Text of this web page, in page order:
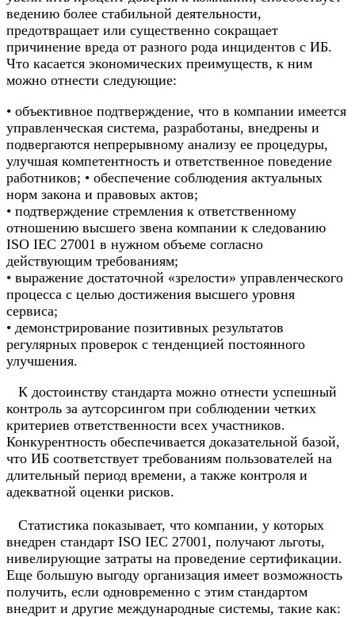
ведению более стабильной деятельности,
предотвращает или существенно сокращает
причинение вреда от разного рода инцидентов с ИБ.
Что касается экономических преимуществ, к ним
можно отнести следующие:
• объективное подтверждение, что в компании имеется
управленческая система, разработаны, внедрены и
подвергаются непрерывному анализу ее процедуры,
улучшая компетентность и ответственное поведение
работников; • обеспечение соблюдения актуальных
норм закона и правовых актов;
• подтверждение стремления к ответственному
отношению высшего звена компании к следованию
ISO IEC 27001 в нужном объеме согласно
действующим требованиям;
• выражение достаточной «зрелости» управленческого
процесса с целью достижения высшего уровня
сервиса;
• демонстрирование позитивных результатов
регулярных проверок с тенденцией постоянного
улучшения.
К достоинству стандарта можно отнести успешный
контроль за аутсорсингом при соблюдении четких
критериев ответственности всех участников.
Конкурентность обеспечивается доказательной базой,
что ИБ соответствует требованиям пользователей на
длительный период времени, а также контроля и
адекватной оценки рисков.
Статистика показывает, что компании, у которых
внедрен стандарт ISO IEC 27001, получают льготы,
нивелирующие затраты на проведение сертификации.
Еще большую выгоду организация имеет возможность
получить, если одновременно с этим стандартом
внедрит и другие международные системы, такие как: